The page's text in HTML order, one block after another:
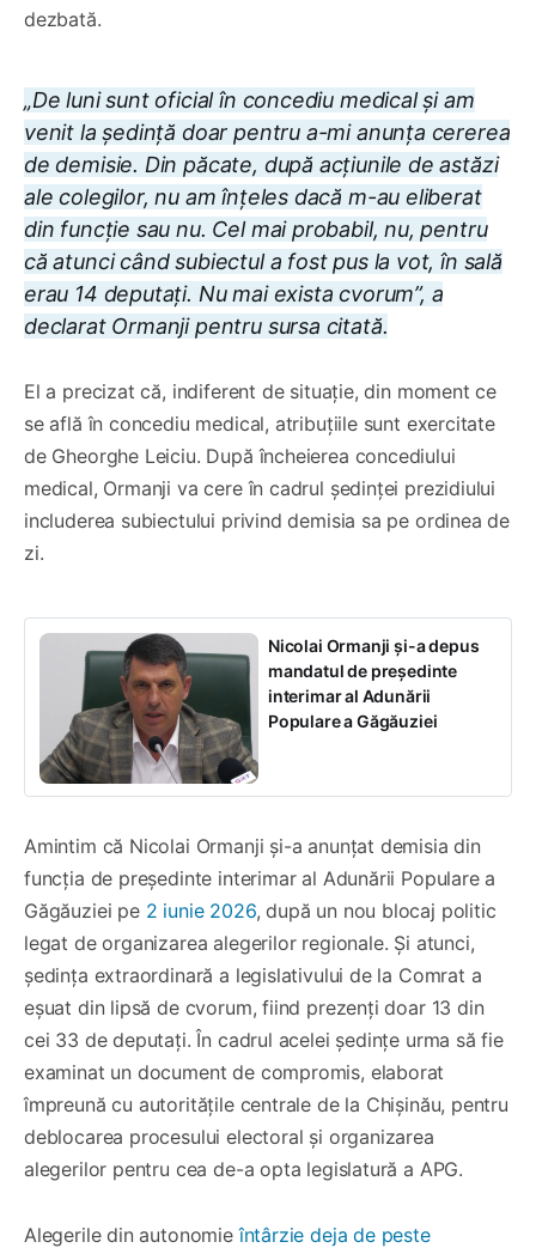
dezbată.
„De luni sunt oficial în concediu medical și am
venit la ședință doar pentru a-mi anunța cererea
de demisie. Din păcate, după acțiunile de astăzi
ale colegilor, nu am înțeles dacă m-au eliberat
din funcție sau nu. Cel mai probabil, nu, pentru
că atunci când subiectul a fost pus la vot, în sală
erau 14 deputați. Nu mai exista cvorum”, a
declarat Ormanji pentru sursa citată.
El a precizat că, indiferent de situație, din moment ce
se află în concediu medical, atribuțiile sunt exercitate
de Gheorghe Leiciu. După încheierea concediului
medical, Ormanji va cere în cadrul ședinței prezidiului
includerea subiectului privind demisia sa pe ordinea de
zi.
Nicolai Ormanji și-a depus
mandatul de președinte
interimar al Adunării
Populare a Găgăuziei
Amintim că Nicolai Ormanji și-a anunțat demisia din
funcția de președinte interimar al Adunării Populare a
Găgăuziei pe 2 iunie 2026, după un nou blocaj politic
legat de organizarea alegerilor regionale. Și atunci,
ședința extraordinară a legislativului de la Comrat a
eșuat din lipsă de cvorum, fiind prezenți doar 13 din
cei 33 de deputați. În cadrul acelei ședințe urma să fie
examinat un document de compromis, elaborat
împreună cu autoritățile centrale de la Chișinău, pentru
deblocarea procesului electoral și organizarea
alegerilor pentru cea de-a opta legislatură a APG.
Alegerile din autonomieîntârzie deja de peste